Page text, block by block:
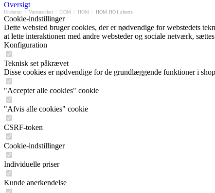
Oversigt
Undertøj Varemærker HOM HOM HOM HO1 shorts
Cookie-indstillinger
Dette websted bruger cookies, der er nødvendige for webstedets
at lette interaktionen med andre websteder og sociale netværk,
Konfiguration
Teknisk set påkrævet
Disse cookies er nødvendige for de grundlæggende funktioner i
"Accepter alle cookies" cookie
"Afvis alle cookies" cookie
CSRF-token
Cookie-indstillinger
Individuelle priser
Kunde anerkendelse